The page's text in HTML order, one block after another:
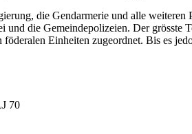
die Gendarmerie und alle
und die Gemeindepolizeien. Der
Einheiten zugeordnet. Bis es
70